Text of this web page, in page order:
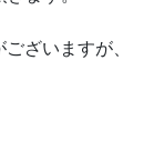
ざいますが、